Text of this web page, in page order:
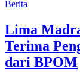
Berita
Lima
Terima
dari BPOM